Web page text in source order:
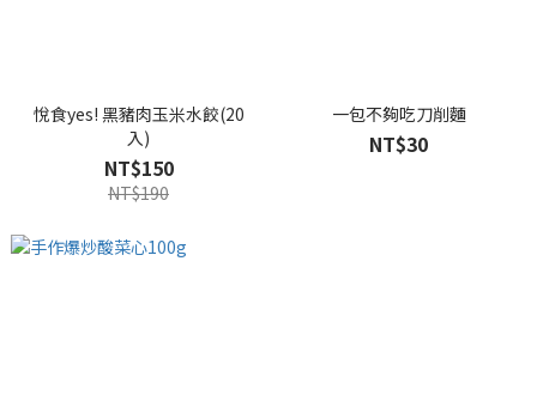
悅食yes! 黑豬肉玉米水餃(20
入)
NT$150
NT$190
一包不夠吃刀削麵
NT$30